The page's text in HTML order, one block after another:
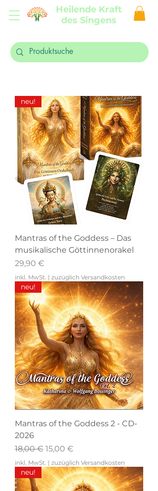
Heilende Kraft
des Singens
neu!
Mantras of the Goddess – Das
musikalische Göttinnenorakel
Preis
29,90 €
inkl. MwSt. | zuzüglich Versandkosten
neu!
Mantras of the Goddess 2 - CD-
2026
Standardpreis
18,00 € Sale-Preis
15,00 €
inkl. MwSt. | zuzüglich Versandkosten
neu!